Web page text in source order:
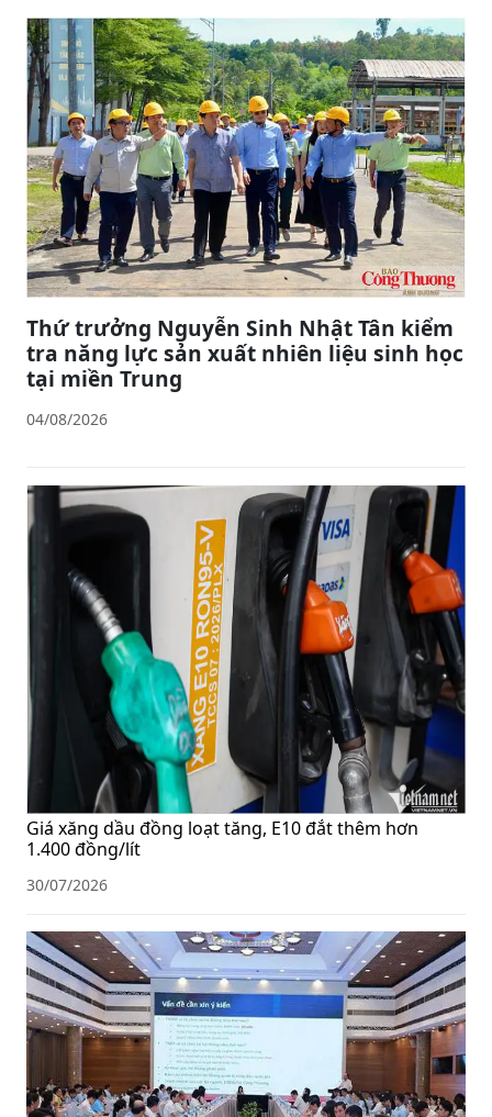
Thứ trưởng Nguyễn Sinh Nhật Tân kiểm
tra năng lực sản xuất nhiên liệu sinh học
tại miền Trung
04/08/2026
Giá xăng dầu đồng loạt tăng, E10 đắt thêm hơn
1.400 đồng/lít
30/07/2026